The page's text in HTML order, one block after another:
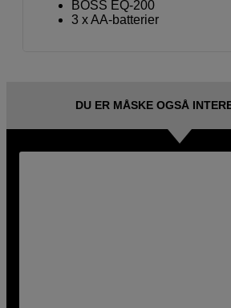
BOSS EQ-200
3 x AA-batterier
DU ER MÅSKE OGSÅ